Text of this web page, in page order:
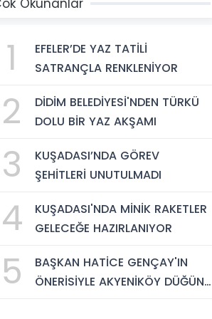
Okunanlar
1
EFELER’DE YAZ TATİLİ
SATRANÇLA RENKLENİYOR
2
DİDİM BELEDİYESİ'NDEN TÜRKÜ
DOLU BİR YAZ AKŞAMI
3
KUŞADASI’NDA GÖREV
ŞEHİTLERİ UNUTULMADI
4
KUŞADASI'NDA MİNİK RAKETLER
GELECEĞE HAZIRLANIYOR
5
BAŞKAN HATİCE GENÇAY'IN
ÖNERİSİYLE AKYENİKÖY DÜĞÜN